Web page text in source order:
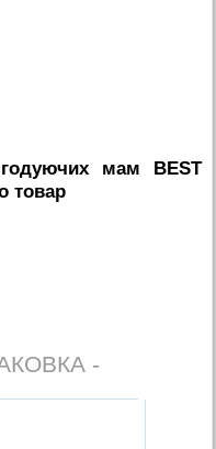
мам BEST
товар
-